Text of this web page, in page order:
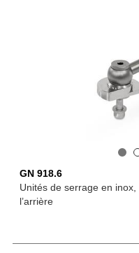
GN 918.6
Unités de serrage en
l’arrière